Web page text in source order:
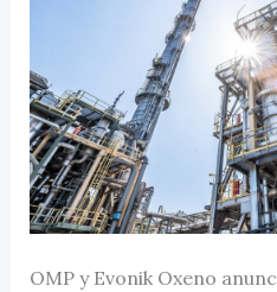
OMP y Evonik Oxeno